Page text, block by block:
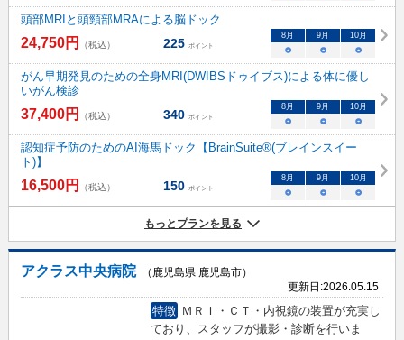
頭部MRIと頭頸部MRAによる脳ドック
24,750円 （税込） 225 ポイント
8 月 9 月 10月
○ ○ ○
がん早期発見のための全身MRI(DWIBSドゥイブス)による体に優し
いがん検診
37,400円 （税込） 340 ポイント
8 月 9 月 10月
○ ○ ○
認知症予防のためのAI海馬ドック【BrainSuite®️(ブレインスイー
ト)】
16,500円 （税込） 150 ポイント
8 月 9 月 10月
○ ○ ○
もっとプランを見る
アクラス中央病院
（鹿児島県 鹿児島市）
更新日:2026.05.15
特徴 ＭＲＩ・ＣＴ・内視鏡の装置が充実し
ており、スタッフが撮影・診断を行いま